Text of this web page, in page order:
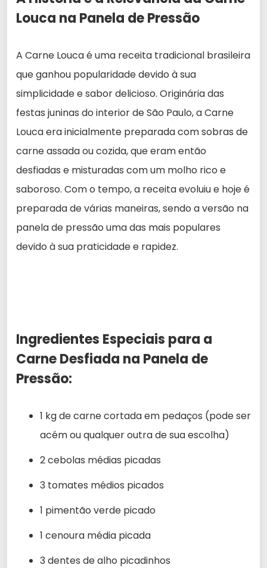
Louca na Panela de Pressão
A Carne Louca é uma receita tradicional brasileira
que ganhou popularidade devido à sua
simplicidade e sabor delicioso. Originária das
festas juninas do interior de São Paulo, a Carne
Louca era inicialmente preparada com sobras de
carne assada ou cozida, que eram então
desfiadas e misturadas com um molho rico e
saboroso. Com o tempo, a receita evoluiu e hoje é
preparada de várias maneiras, sendo a versão na
panela de pressão uma das mais populares
devido à sua praticidade e rapidez.
Ingredientes Especiais para a
Carne Desfiada na Panela de
Pressão:
1 kg de carne cortada em pedaços (pode ser
acém ou qualquer outra de sua escolha)
2 cebolas médias picadas
3 tomates médios picados
1 pimentão verde picado
1 cenoura média picada
3 dentes de alho picadinhos